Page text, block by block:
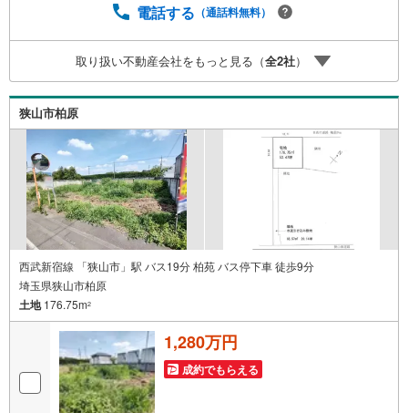
す。）◇ふじみ野市、川越市、富士見市周辺に限らず東武
する不動産情報を豊富に取り揃えております。またリフォ
ームの相談も承ります。◇インターネット予約で当日現地
見学が可能です（1）［室内・現地を見学する］をクリック
（2）本日～4日以内をご希望の方は「ご要望・ご質問欄」
に希望日時をご記入ください！
電話する （通話料無料）
取り扱い不動産会社をもっと見る（全2社）
狭山市柏原
西武新宿線 「狭山市」駅 バス19分 柏苑 バス停下車 徒歩9分
埼玉県狭山市柏原
土地176.75m2
1,280万円
成約でもらえる